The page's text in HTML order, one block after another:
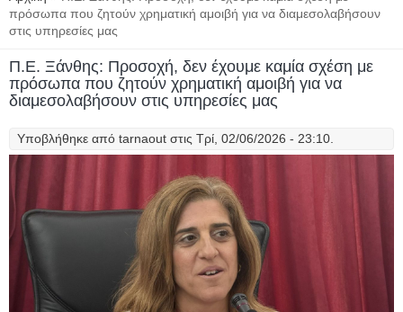
πρόσωπα που ζητούν χρηματική αμοιβή για να διαμεσολαβήσουν
στις υπηρεσίες μας
Π.Ε. Ξάνθης: Προσοχή, δεν έχουμε καμία σχέση με
πρόσωπα που ζητούν χρηματική αμοιβή για να
διαμεσολαβήσουν στις υπηρεσίες μας
Υποβλήθηκε από tarnaout στις Τρί, 02/06/2026 - 23:10.